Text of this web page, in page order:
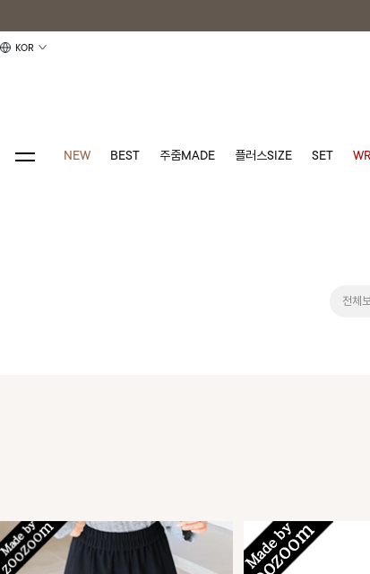
KOR
NEW BEST 주줌MADE 플러스SIZE SET
전체